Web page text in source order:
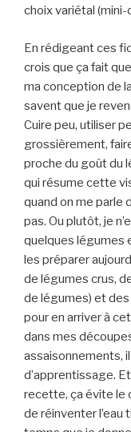
choix variétal
En rédigeant ces
crois que ça fait
ma conception de
savent que je
Cuire peu, utiliser
grossièrement,
proche du goût du
qui résume cette
quand on me parle
pas. Ou plutôt, je
quelques légumes
les préparer
de légumes crus,
de légumes) et des
pour en arriver à
dans mes
assaisonnements,
d’apprentissage.
recette, ça évite le
de réinventer l’eau